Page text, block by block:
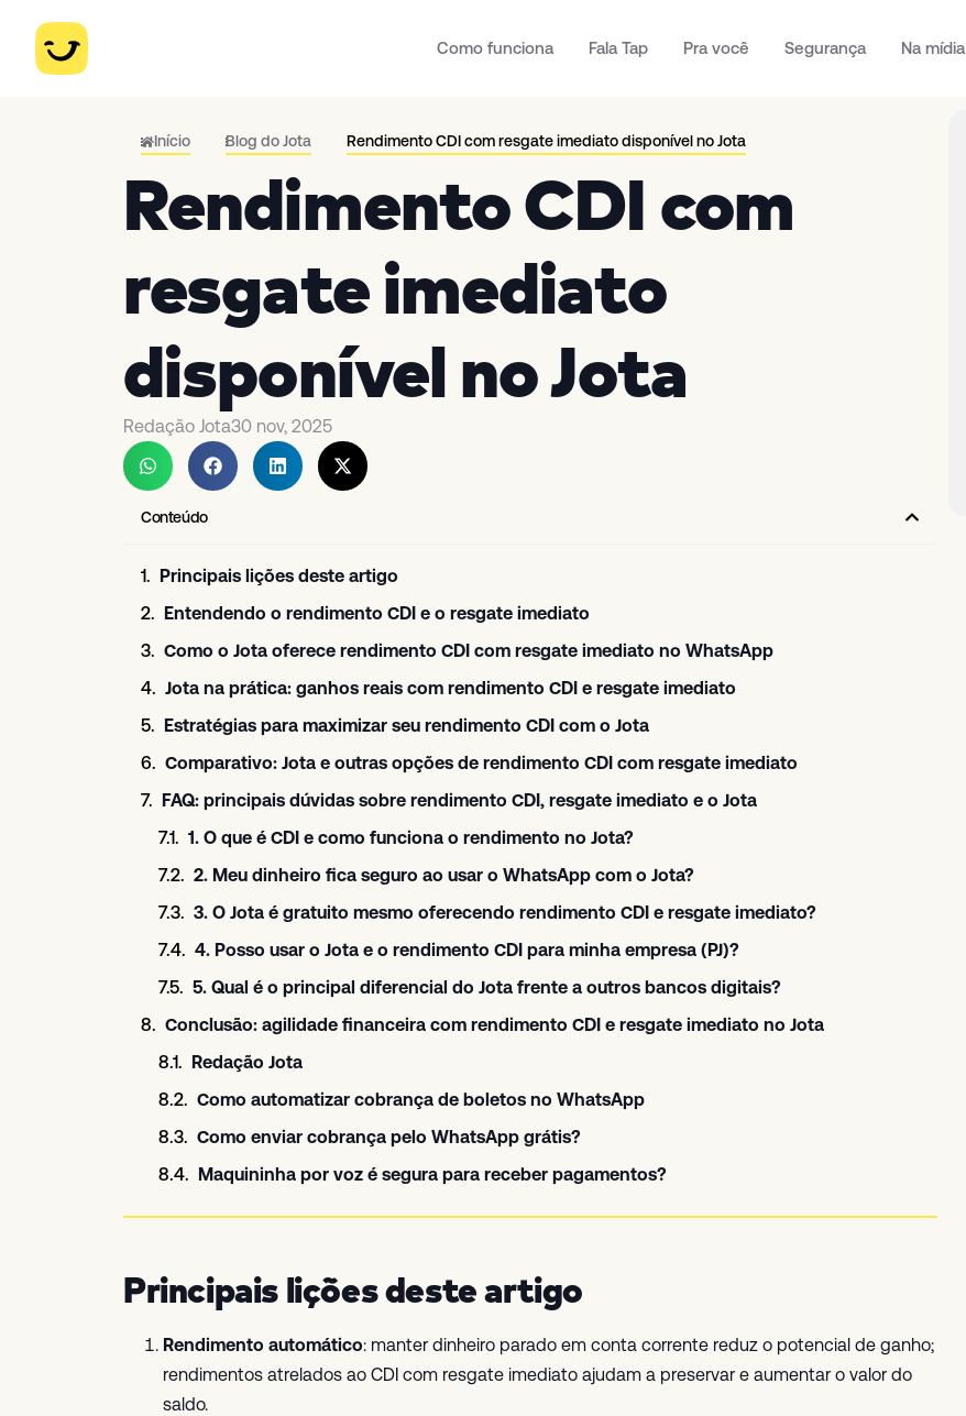
Como funciona Fala Tap Pra você Segurança Na mídia
Início Blog do Jota Rendimento CDI com resgate imediato disponível no Jota
Rendimento CDI com
resgate imediato
disponível no Jota
Redação Jota30 nov, 2025
Conteúdo
Principais lições deste artigo
Entendendo o rendimento CDI e o resgate imediato
Como o Jota oferece rendimento CDI com resgate imediato no WhatsApp
Jota na prática: ganhos reais com rendimento CDI e resgate imediato
Estratégias para maximizar seu rendimento CDI com o Jota
Comparativo: Jota e outras opções de rendimento CDI com resgate imediato
FAQ: principais dúvidas sobre rendimento CDI, resgate imediato e o Jota
1. O que é CDI e como funciona o rendimento no Jota?
2. Meu dinheiro fica seguro ao usar o WhatsApp com o Jota?
3. O Jota é gratuito mesmo oferecendo rendimento CDI e resgate imediato?
4. Posso usar o Jota e o rendimento CDI para minha empresa (PJ)?
5. Qual é o principal diferencial do Jota frente a outros bancos digitais?
Conclusão: agilidade financeira com rendimento CDI e resgate imediato no Jota
Redação Jota
Como automatizar cobrança de boletos no WhatsApp
Como enviar cobrança pelo WhatsApp grátis?
Maquininha por voz é segura para receber pagamentos?
Principais lições deste artigo
Rendimento automático: manter dinheiro parado em conta corrente reduz o potencial de ganho;
rendimentos atrelados ao CDI com resgate imediato ajudam a preservar e aumentar o valor do
saldo.